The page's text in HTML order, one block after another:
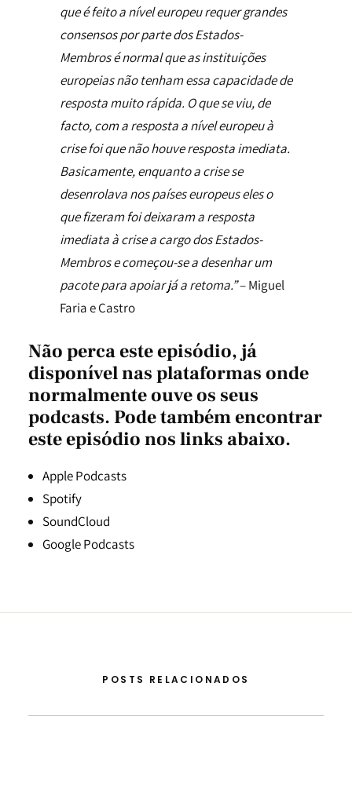
que é feito a nível europeu requer grandes
consensos por parte dos Estados-
Membros é normal que as instituições
europeias não tenham essa capacidade de
resposta muito rápida. O que se viu, de
facto, com a resposta a nível europeu à
crise foi que não houve resposta imediata.
Basicamente, enquanto a crise se
desenrolava nos países europeus eles o
que fizeram foi deixaram a resposta
imediata à crise a cargo dos Estados-
Membros e começou-se a desenhar um
pacote para apoiar já a retoma.”– Miguel
Faria e Castro
Não perca este episódio, já
disponível nas plataformas onde
normalmente ouve os seus
podcasts. Pode também encontrar
este episódio nos links abaixo.
Apple Podcasts
Spotify
SoundCloud
Google Podcasts
POSTS RELACIONADOS